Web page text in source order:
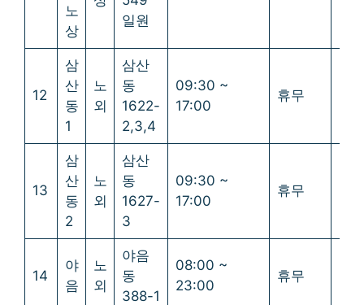
노
상
일원
12
삼
산
동
1
노
외
삼산
동
1622-
2,3,4
09:30 ~
17:00
휴무
13
삼
산
동
2
노
외
삼산
동
1627-
3
09:30 ~
17:00
휴무
14
야
음
노
외
야음
동
388-1
08:00 ~
23:00
휴무